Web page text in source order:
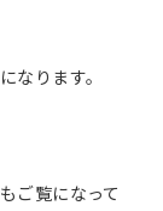
になります。
ご覧になって